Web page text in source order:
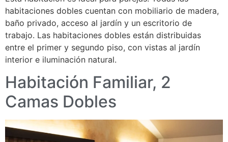
habitaciones dobles cuentan con mobiliario de madera,
baño privado, acceso al jardín y un escritorio de
trabajo. Las habitaciones dobles están distribuidas
entre el primer y segundo piso, con vistas al jardín
interior e iluminación natural.
Habitación Familiar, 2
Camas Dobles